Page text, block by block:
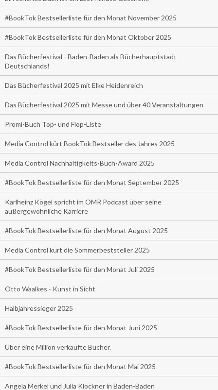
#BookTok Bestsellerliste für den Monat November 2025
#BookTok Bestsellerliste für den Monat Oktober 2025
Das Bücherfestival - Baden-Baden als Bücherhauptstadt
Deutschlands!
Das Bücherfestival 2025 mit Elke Heidenreich
Das Bücherfestival 2025 mit Messe und über 40 Veranstaltungen
Promi-Buch Top- und Flop-Liste
Media Control kürt BookTok Bestseller des Jahres 2025
Media Control Nachhaltigkeits-Buch-Award 2025
#BookTok Bestsellerliste für den Monat September 2025
Karlheinz Kögel spricht im OMR Podcast über seine
außergewöhnliche Karriere
#BookTok Bestsellerliste für den Monat August 2025
Media Control kürt die Sommerbeststeller 2025
#BookTok Bestsellerliste für den Monat Juli 2025
Otto Waalkes - Kunst in Sicht
Halbjahressieger 2025
#BookTok Bestsellerliste für den Monat Juni 2025
Über eine Million verkaufte Bücher.
#BookTok Bestsellerliste für den Monat Mai 2025
Angela Merkel und Julia Klöckner in Baden-Baden